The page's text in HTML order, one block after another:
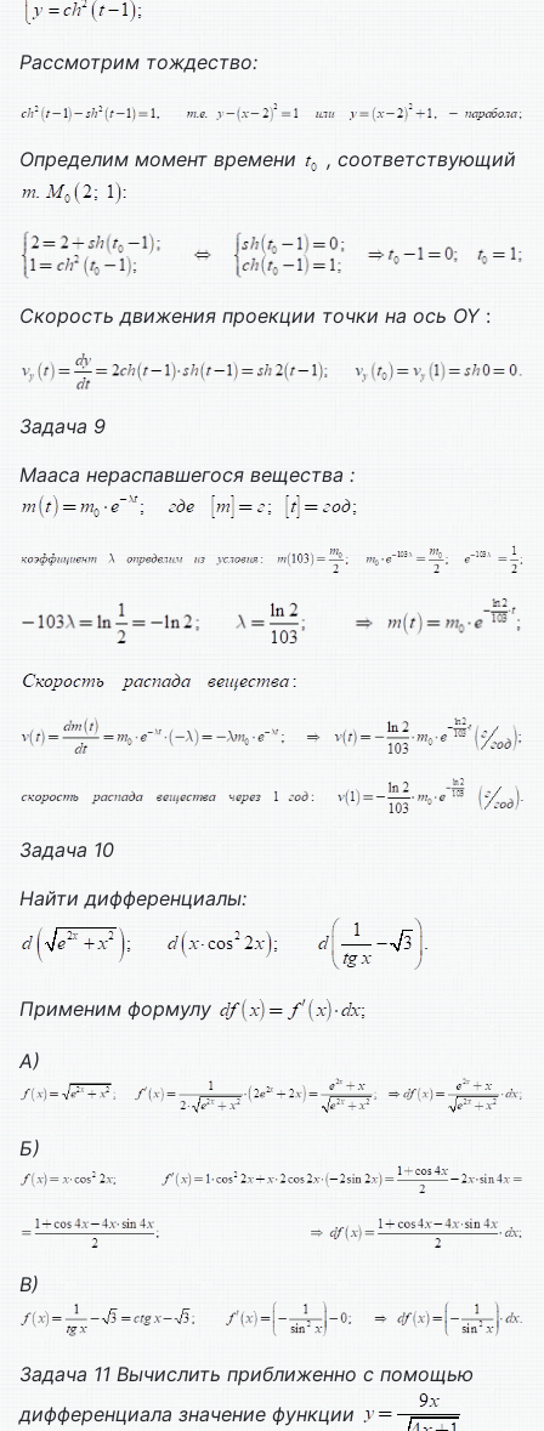
Рассмотрим тождество:
Определим момент времени , соответствующий
Скорость движения проекции точки на ось OY:
Задача 9
Мааса нераспавшегося вещества :
Задача 10
Найти дифференциалы:
Применим формулу
A)
Б)
В)
Задача 11 Вычислить приближенно с помощью
дифференциала значение функции